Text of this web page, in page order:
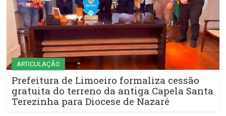
ARTICULAÇÃO
Prefeitura de Limoeiro formaliza cessão
gratuita do terreno da antiga Capela Santa
Terezinha para Diocese de Nazaré